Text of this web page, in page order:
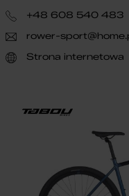
+48 608 540 483
rower-
Strona internetowa